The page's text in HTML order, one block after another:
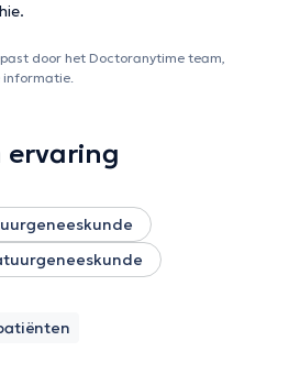
door het Doctoranytime team,
informatie.
ervaring